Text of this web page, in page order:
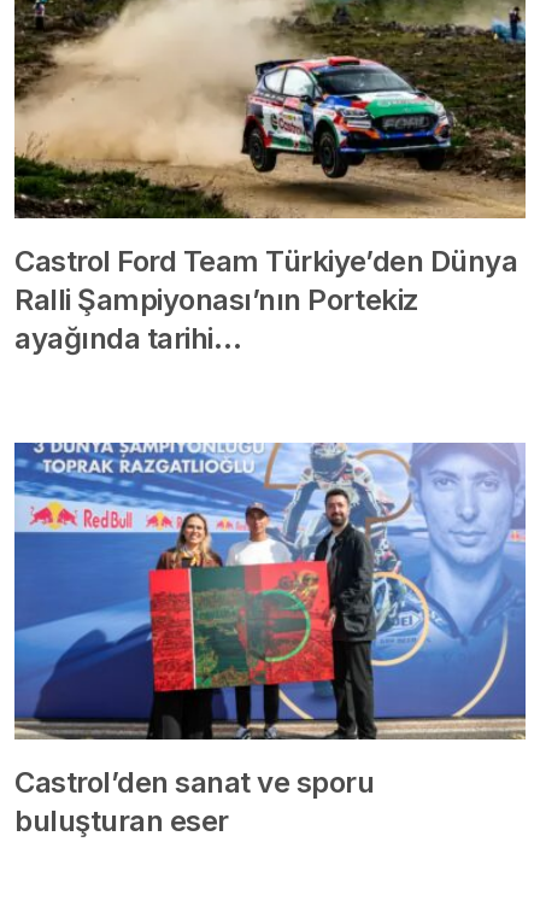
Castrol Ford Team Türkiye’den Dünya
Ralli Şampiyonası’nın Portekiz
ayağında tarihi…
Castrol’den sanat ve sporu
buluşturan eser